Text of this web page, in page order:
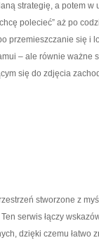
strategię, a potem
polecieć” aż po
przemieszczanie się i
– ale równie ważne
się do zdjęcia
stworzone z
serwis łączy
dzięki czemu łatwo